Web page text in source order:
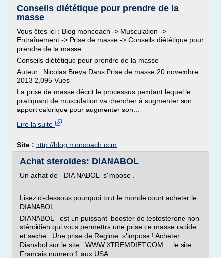
Conseils diététique pour prendre de la
masse
Vous êtes ici : Blog moncoach -> Musculation ->
Entraînement -> Prise de masse -> Conseils diététique pour
prendre de la masse
Conseils diététique pour prendre de la masse
Auteur : Nicolas Breya Dans Prise de masse 20 novembre
2013 2,095 Vues
La prise de masse décrit le processus pendant lequel le
pratiquant de musculation va chercher à augmenter son
apport calorique pour augmenter son...
Lire la suite
Site : http://blog.moncoach.com
Achat steroides: DIANABOL
Un achat de DIA NABOL s'impose .
Lisez ci-dessous pourquoi tout le monde court acheter le
DIANABOL
DIANABOL est un puissant booster de testosterone non
stéroidien qui vous permettra une prise de masse rapide
et seche . Une prise de Regime s'impose ! Acheter
Dianabol sur le site WWW.XTREMDIET.COM le site
Francais numero 1 aux USA .